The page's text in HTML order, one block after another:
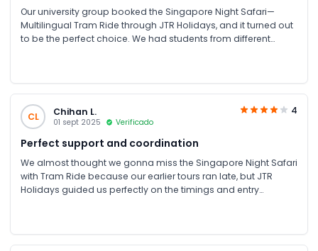
Our university group booked the Singapore Night Safari—
Multilingual Tram Ride through JTR Holidays, and it turned out
to be the perfect choice. We had students from different
park. It was truly a great experience.
CL
Chihan L.
01 sept 2025 Verificado
4
Perfect support and coordination
We almost thought we gonna miss the Singapore Night Safari
with Tram Ride because our earlier tours ran late, but JTR
Holidays guided us perfectly on the timings and entry